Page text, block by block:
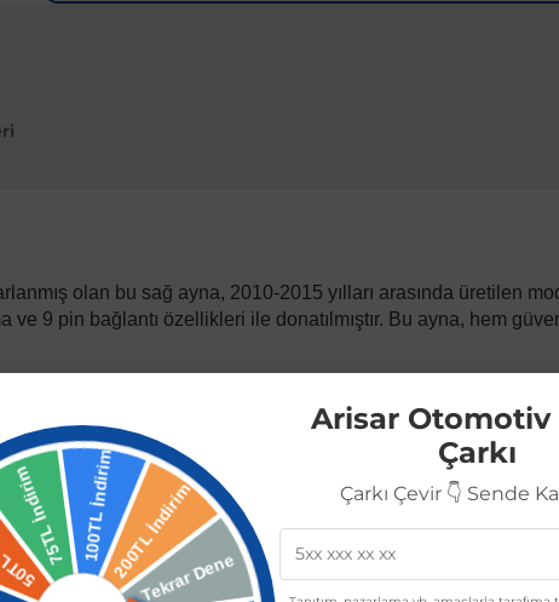
olan bu sağ ayna, 2010-2015 yılları arasında üretilen
ve 9 pin bağlantı özellikleri ile donatılmıştır. Bu ayna, hem
2015 yılları arasında üretilen tüm modellerle uyumludur.
Arisar Otomotiv
Çarkı
Çarkı Çevir 👇 Sende